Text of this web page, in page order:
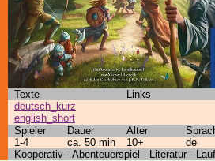
Texte Links
deutsch_kurz
english_short
Spieler
Dauer Alter
1-4
ca. 50 min 10+ de
Kooperativ - Abenteuerspiel - Literatur -